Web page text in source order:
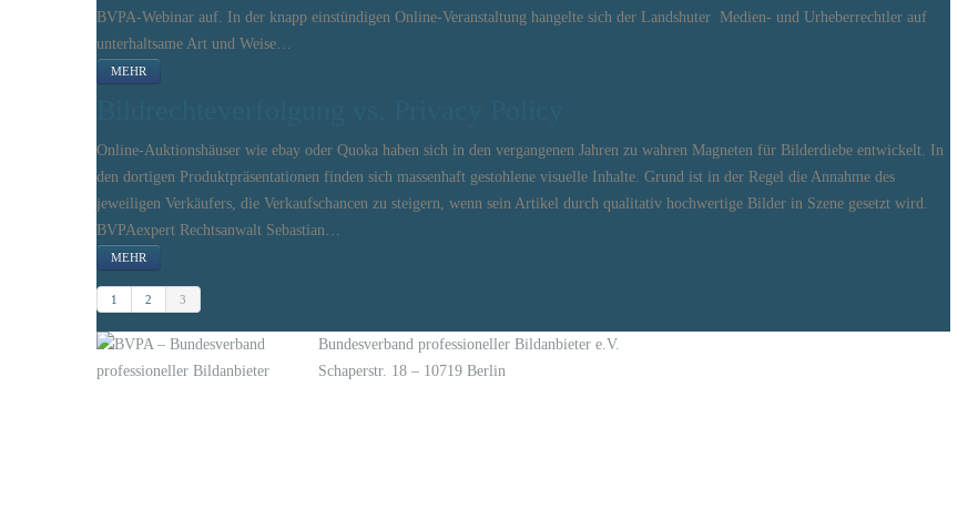
BVPA-Webinar auf. In der knapp einstündigen Online-Veranstaltung hangelte sich der Landshuter Medien- und Urheberrechtler auf
unterhaltsame Art und Weise…
MEHR
Online-Auktionshäuser wie ebay oder Quoka haben sich in den vergangenen Jahren zu wahren Magneten für Bilderdiebe entwickelt. In
den dortigen Produktpräsentationen finden sich massenhaft gestohlene visuelle Inhalte. Grund ist in der Regel die Annahme des
jeweiligen Verkäufers, die Verkaufschancen zu steigern, wenn sein Artikel durch qualitativ hochwertige Bilder in Szene gesetzt wird.
BVPAexpert Rechtsanwalt Sebastian…
MEHR
1 2 3
Bundesverband professioneller Bildanbieter e.V.
Schaperstr. 18 – 10719 Berlin